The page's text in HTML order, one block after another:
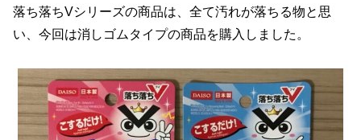
落ち落ちVシリーズの商品は、全て汚れが落ちる物と思
い、今回は消しゴムタイプの商品を購入しました。